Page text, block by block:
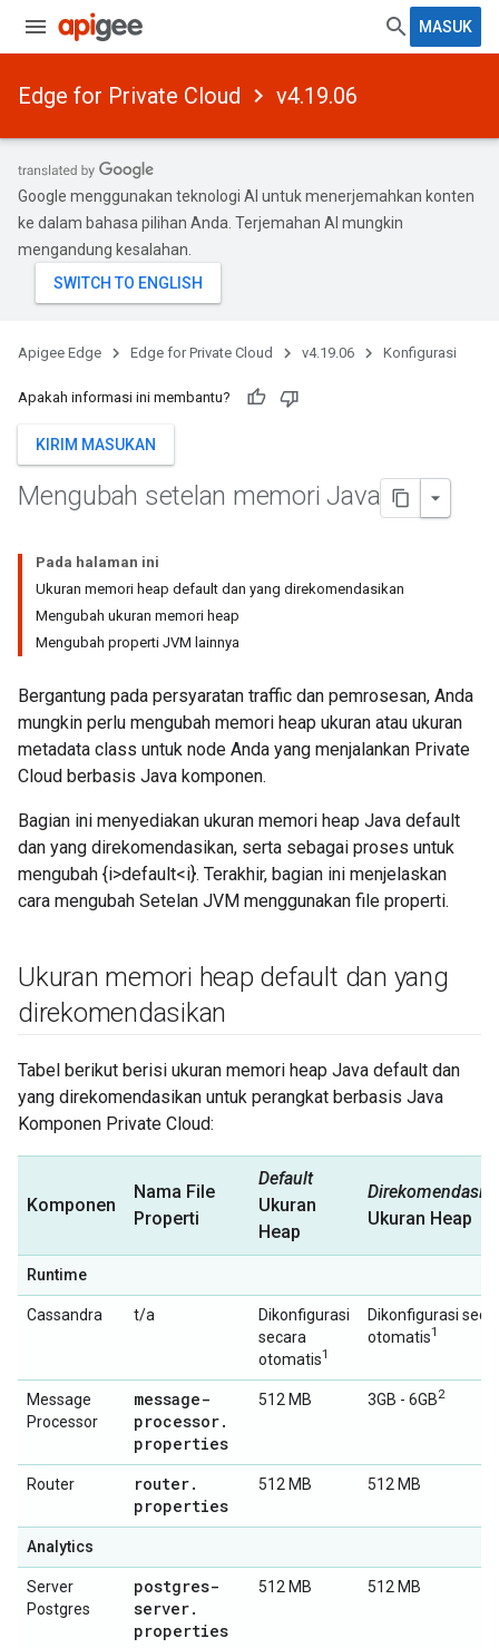
MASUK
Edge for Private Cloud v4.19.06
Google menggunakan teknologi AI untuk menerjemahkan konten
ke dalam bahasa pilihan Anda. Terjemahan AI mungkin
mengandung kesalahan.
Apigee Edge Edge for Private Cloud v4.19.06 Konfigurasi
Apakah informasi ini membantu?
KIRIM MASUKAN
Mengubah setelan memori Java
Pada halaman ini
Ukuran memori heap default dan yang direkomendasikan
Mengubah ukuran memori heap
Mengubah properti JVM lainnya
Bergantung pada persyaratan traffic dan pemrosesan, Anda
mungkin perlu mengubah memori heap ukuran atau ukuran
metadata class untuk node Anda yang menjalankan Private
Cloud berbasis Java komponen.
Bagian ini menyediakan ukuran memori heap Java default
dan yang direkomendasikan, serta sebagai proses untuk
mengubah {i>default<i}. Terakhir, bagian ini menjelaskan
cara mengubah Setelan JVM menggunakan file properti.
Ukuran memori heap default dan yang
direkomendasikan
Tabel berikut berisi ukuran memori heap Java default dan
yang direkomendasikan untuk perangkat berbasis Java
Komponen Private Cloud:
Komponen
Nama File
Properti
Default
Ukuran
Heap
Ukuran Heap
Runtime
Cassandra t/a
Dikonfigurasi
secara
otomatis1
Dikonfigurasi
otomatis1
Message
Processor
message-
processor.
properties
512 MB 3GB - 6GB2
Router router.
properties
512 MB 512 MB
Analytics
Server
Postgres
postgres-
server.
properties
512 MB 512 MB